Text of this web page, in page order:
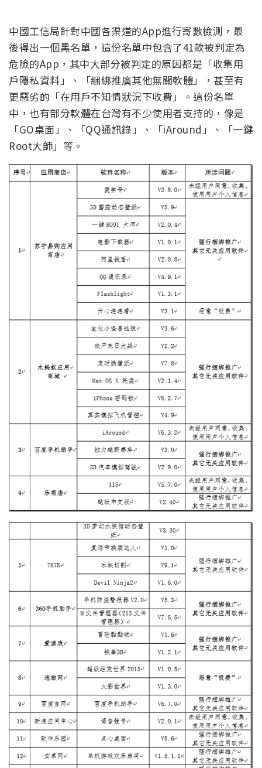
中國工信局針對中國各渠道的App進行寄數檢測，最
後得出一個黑名單，這份名單中包含了41款被判定為
危險的App，其中大部分被判定的原因都是「收集用
戶隱私資料」、「綑綁推廣其他無關軟體」，甚至有
更惡劣的「在用戶不知情狀況下收費」。這份名單
中，也有部分軟體在台灣有不少使用者支持的，像是
「GO桌面」、「QQ通訊錄」、「iAround」、「一鍵
Root大師」等。